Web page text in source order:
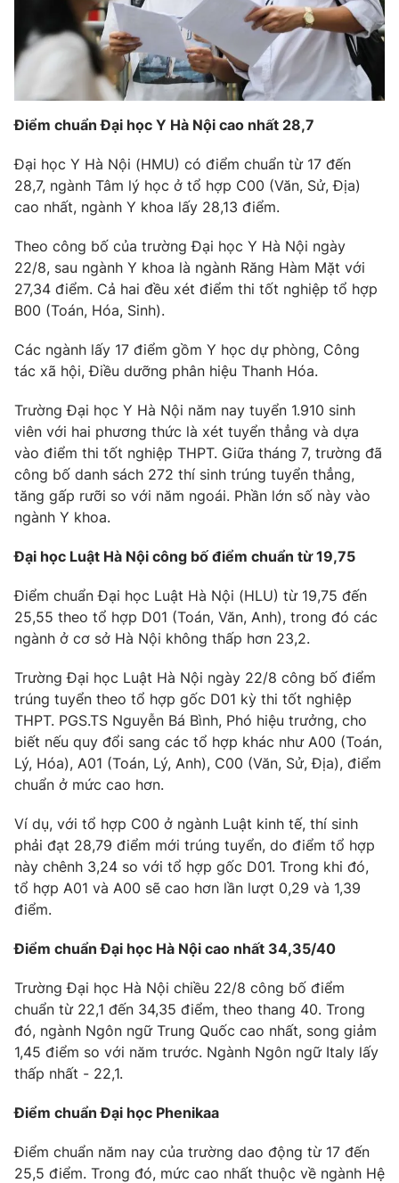
Điểm chuẩn Đại học Y Hà Nội cao nhất 28,7
Đại học Y Hà Nội (HMU) có điểm chuẩn từ 17 đến
28,7, ngành Tâm lý học ở tổ hợp C00 (Văn, Sử, Địa)
cao nhất, ngành Y khoa lấy 28,13 điểm.
Theo công bố của trường Đại học Y Hà Nội ngày
22/8, sau ngành Y khoa là ngành Răng Hàm Mặt với
27,34 điểm. Cả hai đều xét điểm thi tốt nghiệp tổ hợp
B00 (Toán, Hóa, Sinh).
Các ngành lấy 17 điểm gồm Y học dự phòng, Công
tác xã hội, Điều dưỡng phân hiệu Thanh Hóa.
Trường Đại học Y Hà Nội năm nay tuyển 1.910 sinh
viên với hai phương thức là xét tuyển thẳng và dựa
vào điểm thi tốt nghiệp THPT. Giữa tháng 7, trường đã
công bố danh sách 272 thí sinh trúng tuyển thẳng,
tăng gấp rưỡi so với năm ngoái. Phần lớn số này vào
ngành Y khoa.
Đại học Luật Hà Nội công bố điểm chuẩn từ 19,75
Điểm chuẩn Đại học Luật Hà Nội (HLU) từ 19,75 đến
25,55 theo tổ hợp D01 (Toán, Văn, Anh), trong đó các
ngành ở cơ sở Hà Nội không thấp hơn 23,2.
Trường Đại học Luật Hà Nội ngày 22/8 công bố điểm
trúng tuyển theo tổ hợp gốc D01 kỳ thi tốt nghiệp
THPT. PGS.TS Nguyễn Bá Bình, Phó hiệu trưởng, cho
biết nếu quy đổi sang các tổ hợp khác như A00 (Toán,
Lý, Hóa), A01 (Toán, Lý, Anh), C00 (Văn, Sử, Địa), điểm
chuẩn ở mức cao hơn.
Ví dụ, với tổ hợp C00 ở ngành Luật kinh tế, thí sinh
phải đạt 28,79 điểm mới trúng tuyển, do điểm tổ hợp
này chênh 3,24 so với tổ hợp gốc D01. Trong khi đó,
tổ hợp A01 và A00 sẽ cao hơn lần lượt 0,29 và 1,39
điểm.
Điểm chuẩn Đại học Hà Nội cao nhất 34,35/40
Trường Đại học Hà Nội chiều 22/8 công bố điểm
chuẩn từ 22,1 đến 34,35 điểm, theo thang 40. Trong
đó, ngành Ngôn ngữ Trung Quốc cao nhất, song giảm
1,45 điểm so với năm trước. Ngành Ngôn ngữ Italy lấy
thấp nhất - 22,1.
Điểm chuẩn Đại học Phenikaa
Điểm chuẩn năm nay của trường dao động từ 17 đến
25,5 điểm. Trong đó, mức cao nhất thuộc về ngành Hệ